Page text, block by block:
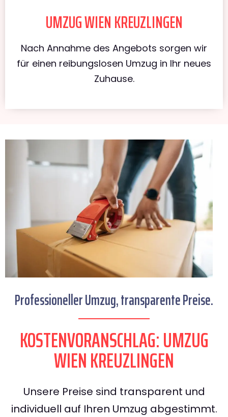
UMZUG WIEN KREUZLINGEN
Nach Annahme des Angebots sorgen wir
für einen reibungslosen Umzug in Ihr neues
Zuhause.
Professioneller Umzug, transparente Preise.
KOSTENVORANSCHLAG: UMZUG
WIEN KREUZLINGEN
Unsere Preise sind transparent und
individuell auf Ihren Umzug abgestimmt.